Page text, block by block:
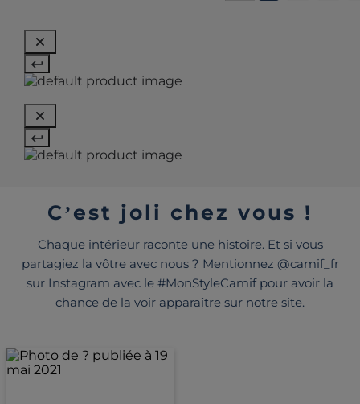
C’est joli chez vous !
Chaque intérieur raconte une histoire. Et si vous
partagiez la vôtre avec nous ? Mentionnez @camif_fr
sur Instagram avec le #MonStyleCamif pour avoir la
chance de la voir apparaître sur notre site.